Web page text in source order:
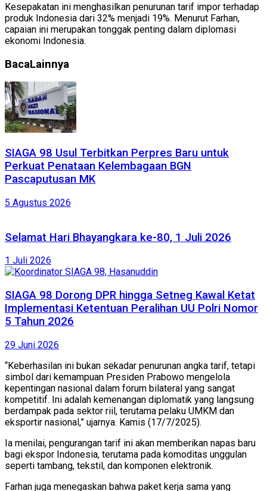
Kesepakatan ini menghasilkan penurunan tarif impor terhadap
produk Indonesia dari 32% menjadi 19%. Menurut Farhan,
capaian ini merupakan tonggak penting dalam diplomasi
ekonomi Indonesia.
BacaLainnya
SIAGA 98 Usul Terbitkan Perpres Baru untuk
Perkuat Penataan Kelembagaan BGN
Pascaputusan MK
5 Agustus 2026
Selamat Hari Bhayangkara ke-80, 1 Juli 2026
1 Juli 2026
SIAGA 98 Dorong DPR hingga Setneg Kawal Ketat
Implementasi Ketentuan Peralihan UU Polri Nomor
5 Tahun 2026
29 Juni 2026
“Keberhasilan ini bukan sekadar penurunan angka tarif, tetapi
simbol dari kemampuan Presiden Prabowo mengelola
kepentingan nasional dalam forum bilateral yang sangat
kompetitif. Ini adalah kemenangan diplomatik yang langsung
berdampak pada sektor riil, terutama pelaku UMKM dan
eksportir nasional,” ujarnya. Kamis (17/7/2025).
Ia menilai, pengurangan tarif ini akan memberikan napas baru
bagi ekspor Indonesia, terutama pada komoditas unggulan
seperti tambang, tekstil, dan komponen elektronik.
Farhan juga menegaskan bahwa paket kerja sama yang